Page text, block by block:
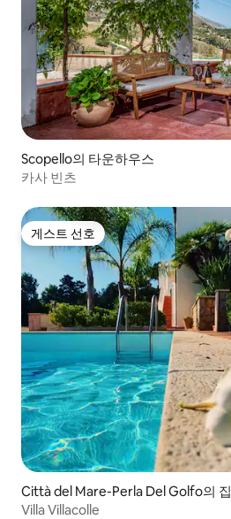
Scopello의 타운하우스
카사 빈츠
게스트 선호
게스트 선호
Città del Mare-Perla Del Golfo의 집
Villa Villacolle